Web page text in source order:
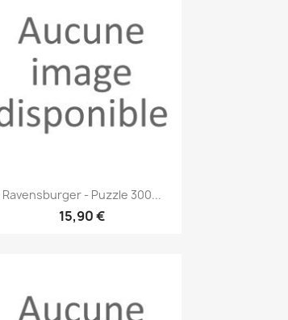
Aperçu rapide
Ravensburger - Puzzle 300...
15,90 €